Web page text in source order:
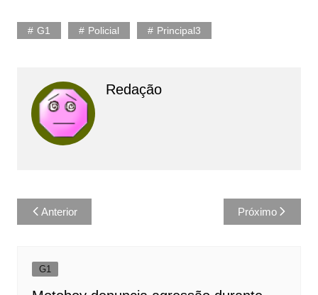
G1 Policial Principal3
Redação
Navegação
de
Anterior Próximo
G1